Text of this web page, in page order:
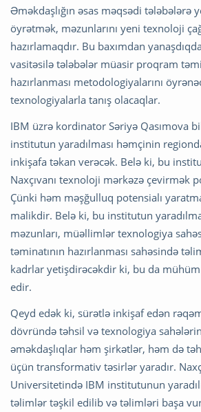
Əməkdaşlığın əsas məqsədi tələbələrə
öyrətmək, məzunlarını yeni texnoloji
hazırlamaqdır. Bu baxımdan
vasitəsilə tələbələr müasir proqram
hazırlanması metodologiyalarını
texnologiyalarla tanış olacaqlar.
IBM üzrə kordinator Səriyə Qasımova
institutun yaradılması həmçinin
inkişafa təkan verəcək. Belə ki, bu
Naxçıvanı texnoloji mərkəzə çevirmək
Çünki həm məşğulluq potensialı
malikdir. Belə ki, bu institutun
məzunları, müəllimlər texnologiya
təminatının hazırlanması sahəsində
kadrlar yetişdirəcəkdir ki, bu da
edir.
Qeyd edək ki, sürətlə inkişaf edən
dövründə təhsil və texnologiya
əməkdaşlıqlar həm şirkətlər, həm də
üçün transformativ təsirlər yaradır.
Universitetində IBM institutunun
təlimlər təşkil edilib və təlimləri başa